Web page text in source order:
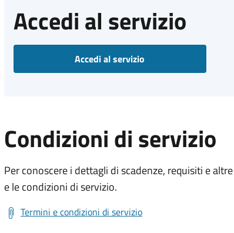
Accedi al servizio
Accedi al servizio
Condizioni di servizio
Per conoscere i dettagli di scadenze, requisiti e
e le condizioni di servizio.
Termini e condizioni di servizio